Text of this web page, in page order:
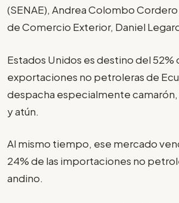
(SENAE), Andrea Colombo
de Comercio Exterior, Daniel
Estados Unidos es destino del 52%
exportaciones no petroleras de
despacha especialmente camarón,
y atún.
Al mismo tiempo, ese mercado
24% de las importaciones no
andino.